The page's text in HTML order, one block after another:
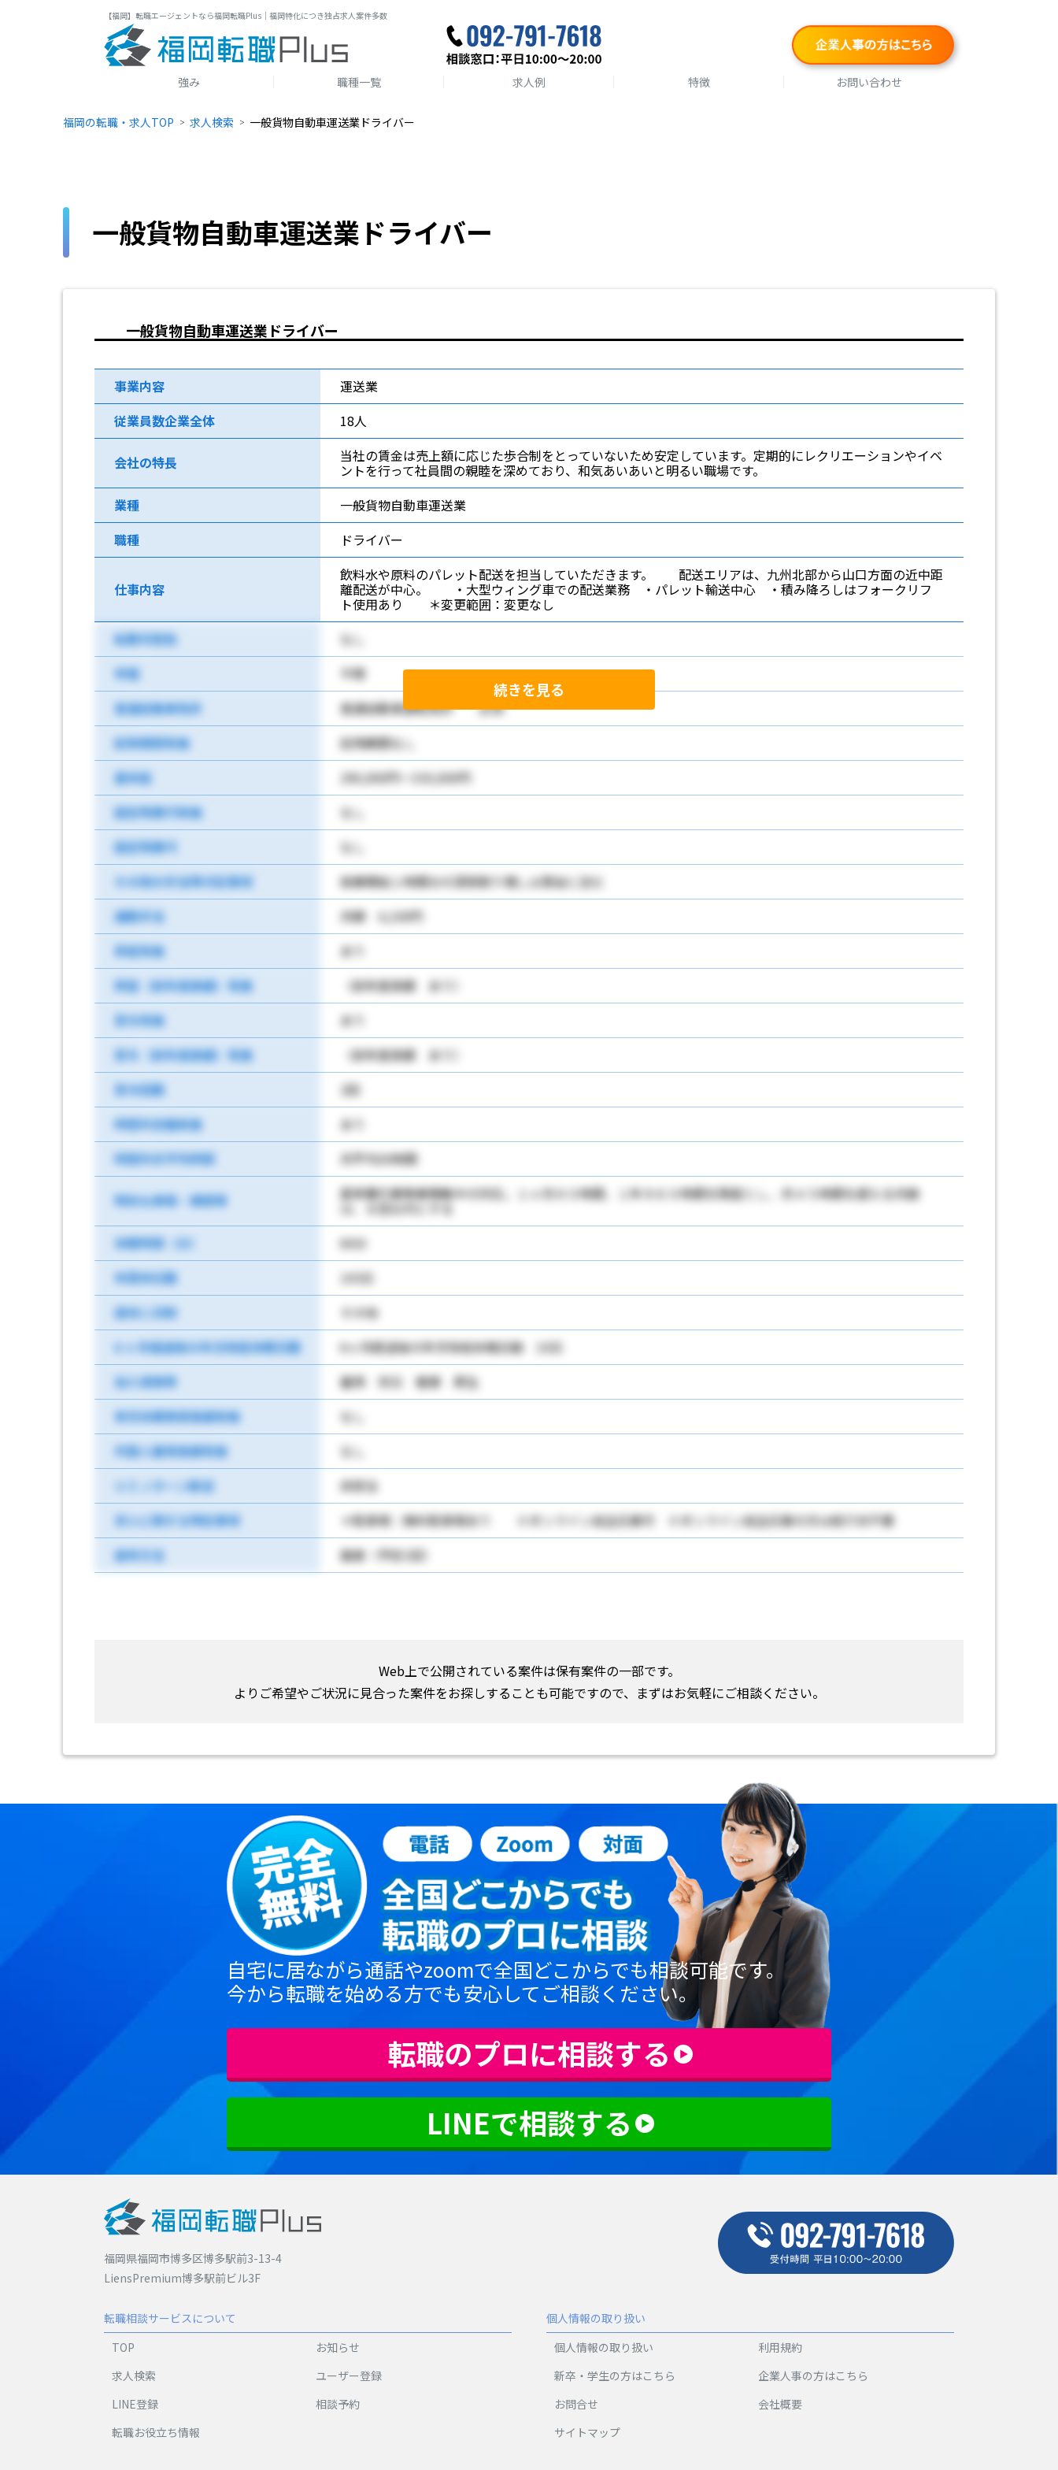
【福岡】転職エージェントなら福岡転職Plus｜福岡特化につき独占求人案件多数
強み 職種一覧 求人例 特徴 お問い合わせ
福岡の転職・求人TOP 求人検索 一般貨物自動車運送業ドライバー
一般貨物自動車運送業ドライバー
一般貨物自動車運送業ドライバー
事業内容
運送業
従業員数企業全体
18人
会社の特長 当社の賃金は売上額に応じた歩合制をとっていないため安定しています。定期的にレクリエーションやイベ
ントを行って社員間の親睦を深めており、和気あいあいと明るい職場です。
業種
一般貨物自動車運送業
職種
ドライバー
仕事内容
飲料水や原料のパレット配送を担当していただきます。 配送エリアは、九州北部から山口方面の近中距
離配送が中心。 ・大型ウィング車での配送業務 ・パレット輸送中心 ・積み降ろしはフォークリフ
ト使用あり ＊変更範囲：変更なし
転勤可能性
なし
学歴
不問
普通自動車免許
普通自動車運転免許 必須
試用期間有無
試用期間なし
基本給
290,000円～330,000円
固定残業代有無
なし
固定残業代
なし
その他の手当等付記事項
就業開始１時間分の深夜割り増しは賃金に含む
通勤手当
月額 4,100円
昇給有無
あり
昇給（前年度実績）有無
（前年度実績 あり）
賞与有無
あり
賞与（前年度実績）有無
（前年度実績 あり）
賞与回数
2回
時間外労働有無
あり
時間外月平均時間
月平均30時間
特別な事情・期間等 夏季繁忙期等業務集中の対応。１ヶ月８０時間、１年９６０時間を限度とし、月４５時間を超える月数
は、６回以内とする
休憩時間（分）
60分
年間休日数
105日
週休二日制
その他
6 ヶ月経過後の年次有給休暇日数
6ヶ月経過後の年次有給休暇日数 10日
加入保険等
雇用 労災 健康 厚生
育児休業取得実績有無
なし
外国人雇用実績有無
なし
ＵＩＪターン歓迎
非該当
求人に関する特記事項
＊駐車場：無料駐車場あり ※オンライン自主応募可 ※オンライン自主応募の方は紹介状不要
選考方法
面接（予定1回）
続きを見る
Web上で公開されている案件は保有案件の一部です。
よりご希望やご状況に見合った案件をお探しすることも可能ですので、まずはお気軽にご相談ください。
自宅に居ながら通話やzoomで全国どこからでも相談可能です。
今から転職を始める方でも安心してご相談ください。
転職のプロに相談する
LINEで相談する
福岡県福岡市博多区博多駅前3-13-4
LiensPremium博多駅前ビル3F
転職相談サービスについて
TOP
お知らせ
求人検索
ユーザー登録
LINE登録
相談予約
転職お役立ち情報
個人情報の取り扱い
個人情報の取り扱い
利用規約
新卒・学生の方はこちら
企業人事の方はこちら
お問合せ
会社概要
サイトマップ